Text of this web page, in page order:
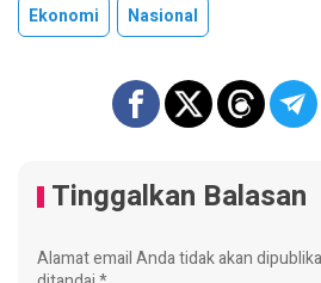
Ekonomi Nasional
Tinggalkan Balasan
Alamat email Anda tidak akan